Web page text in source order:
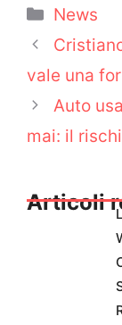
Categorie
News
vale una
Auto
mai: il
Articoli